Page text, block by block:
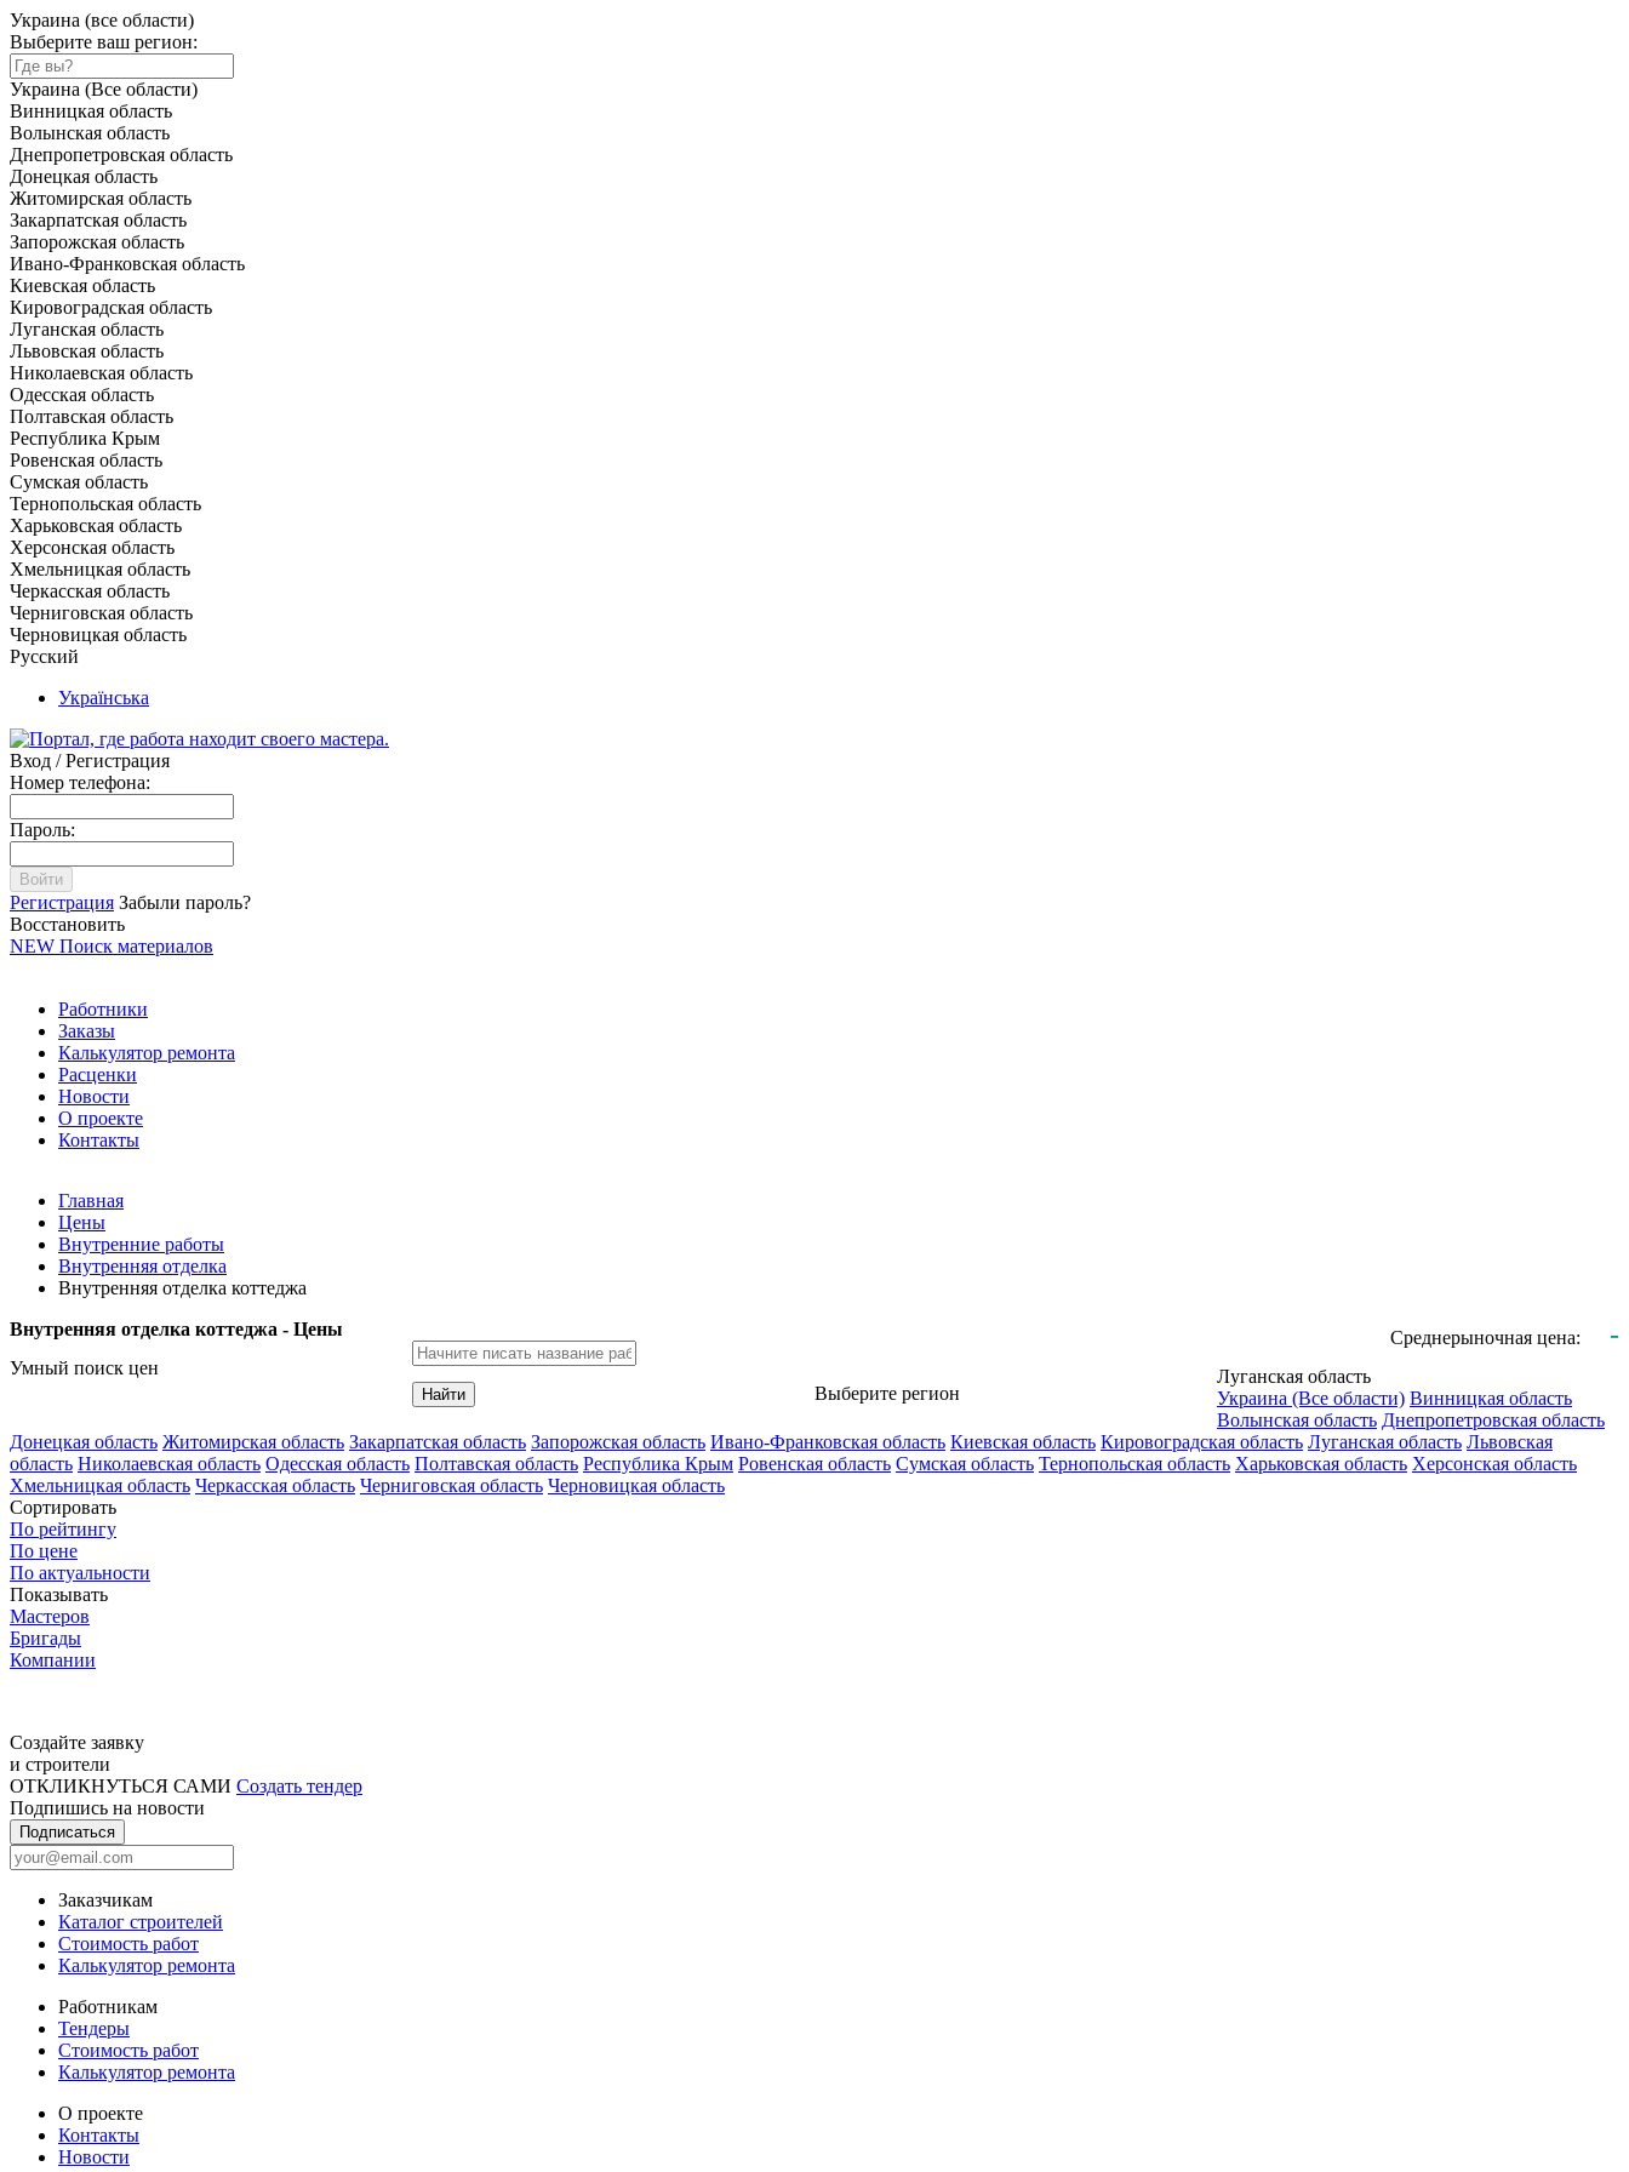
Украина (все области)
Выберите ваш регион:
Украина (Все области)
Винницкая область
Волынская область
Днепропетровская область
Донецкая область
Житомирская область
Закарпатская область
Запорожская область
Ивано-Франковская область
Киевская область
Кировоградская область
Луганская область
Львовская область
Николаевская область
Одесская область
Полтавская область
Республика Крым
Ровенская область
Сумская область
Тернопольская область
Харьковская область
Херсонская область
Хмельницкая область
Черкасская область
Черниговская область
Черновицкая область
Русский
Українська
Вход / Регистрация
Номер телефона:
Пароль:
Войти
Регистрация Забыли пароль?
Восстановить
NEW Поиск материалов
Работники
Заказы
Калькулятор ремонта
Расценки
Новости
О проекте
Контакты
Главная
Цены
Внутренние работы
Внутренняя отделка
Внутренняя отделка коттеджа
Внутренняя отделка коттеджа - Цены
Среднерыночная цена: -
Умный поиск цен
Найти Выберите регион
Луганская область
Украина (Все области) Винницкая область
Волынская область Днепропетровская область
Донецкая область Житомирская область Закарпатская область Запорожская область Ивано-Франковская область Киевская область Кировоградская область Луганская область Львовская
область Николаевская область Одесская область Полтавская область Республика Крым Ровенская область Сумская область Тернопольская область Харьковская область Херсонская область
Хмельницкая область Черкасская область Черниговская область Черновицкая область
Сортировать
По рейтингу
По цене
По актуальности
Показывать
Мастеров
Бригады
Компании
Создайте заявку
и строители
ОТКЛИКНУТЬСЯ САМИ Создать тендер
Подпишись на новости
Подписаться
Заказчикам
Каталог строителей
Стоимость работ
Калькулятор ремонта
Работникам
Тендеры
Стоимость работ
Калькулятор ремонта
О проекте
Контакты
Новости